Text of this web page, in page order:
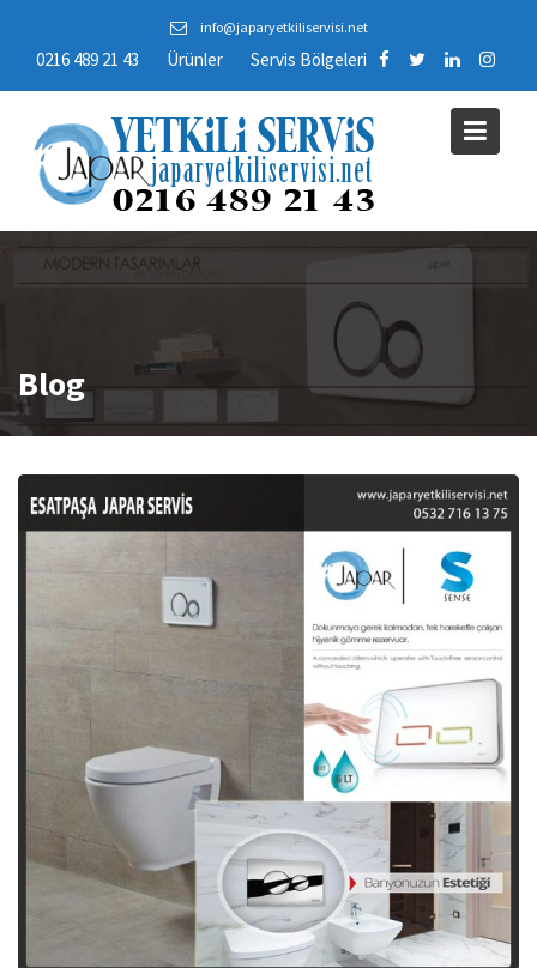
content
info@japaryetkiliservisi.net
0216 489 21 43 Ürünler Servis Bölgeleri
Blog